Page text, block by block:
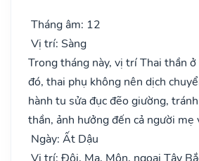
Tháng âm: 12
Vị trí: Sàng
Trong tháng này, vị trí Thai thần
đó, thai phụ không nên dịch
hành tu sửa đục đẽo giường,
thần, ảnh hưởng đến cả người mẹ
Ngày: Ất Dậu